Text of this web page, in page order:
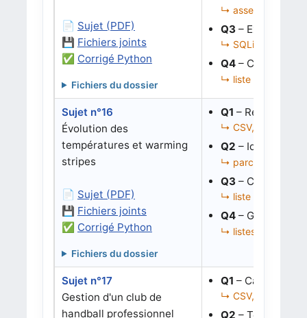
📄 Sujet (PDF)
💾 Fichiers joints
✅ Corrigé Python
Fichiers du dossier
↳ assertions,
Q3 – Extraire
↳ SQLite,
Q4 – Corriger le
↳ liste de
Sujet n°16
Évolution des
températures et warming
stripes
📄 Sujet (PDF)
💾 Fichiers joints
✅ Corrigé Python
Fichiers du dossier
Q1 – Retrouver
↳ CSV, liste de
Q2 – Identifier la
↳ parcours,
Q3 – Corriger
↳ liste de
Q4 – Générer le
↳ listes,
Sujet n°17
Gestion d'un club de
handball professionnel
Q1 – Calculer un
↳ CSV, liste de
Q2 – Tester un